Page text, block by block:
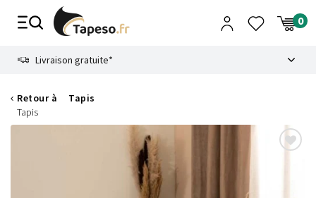
Livraison gratuite*
Retour à
Tapis
Tapis